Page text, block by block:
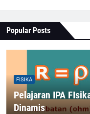
Popular Posts
FISIKA
Pelajaran IPA
Dinamis